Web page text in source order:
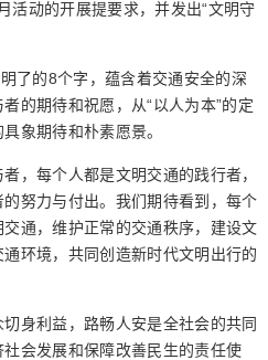
活动的开展提要求，并发出“文明守
的8个字，蕴含着交通安全的深
的期待和祝愿，从“以人为本”的定
象期待和朴素愿景。
每个人都是文明交通的践行者，
努力与付出。我们期待看到，每个
通，维护正常的交通秩序，建设文
环境，共同创造新时代文明出行的
利益，路畅人安是全社会的共同
会发展和保障改善民生的责任使